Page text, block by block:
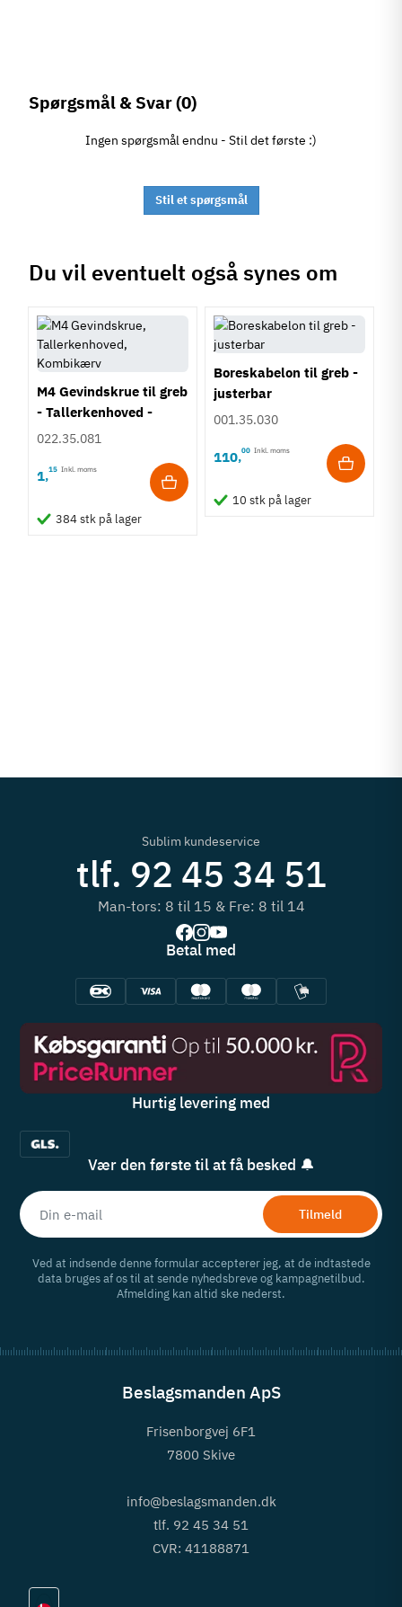
Spørgsmål & Svar(0)
Ingen spørgsmål endnu - Stil det første :)
Stil et spørgsmål
Du vil eventuelt også synes om
M4 Gevindskrue til greb
- Tallerkenhoved -
Krydskærv
022.35.081
1,15 Inkl. moms
384 stk på lager
Boreskabelon til greb -
justerbar
001.35.030
110,00 Inkl. moms
10 stk på lager
Sublim kundeservice
tlf. 92 45 34 51
Man-tors: 8 til 15 & Fre: 8 til 14
Betal med
Hurtig levering med
Vær den første til at få besked 🔔
Tilmeld
Ved at indsende denne formular accepterer jeg, at de indtastede
data bruges af os til at sende nyhedsbreve og kampagnetilbud.
Afmelding kan altid ske nederst.
Beslagsmanden ApS
Frisenborgvej 6F1
7800 Skive
info@beslagsmanden.dk
tlf. 92 45 34 51
CVR: 41188871